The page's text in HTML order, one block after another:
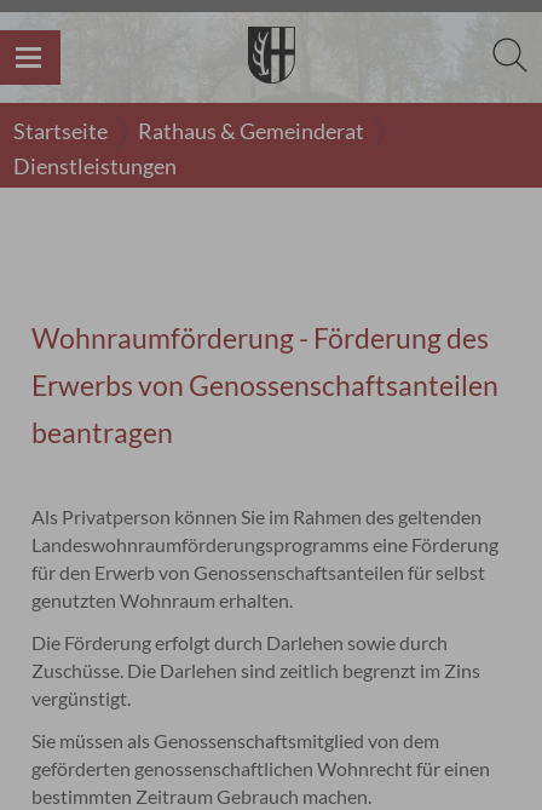
Startseite
Rathaus & Gemeinderat
Dienstleistungen
Wohnraumförderung - Förderung des
Erwerbs von Genossenschaftsanteilen
beantragen
Als Privatperson können Sie im Rahmen des geltenden
Landeswohnraumförderungsprogramms eine Förderung
für den Erwerb von Genossenschaftsanteilen für selbst
genutzten Wohnraum erhalten.
Die Förderung erfolgt durch Darlehen sowie durch
Zuschüsse. Die Darlehen sind zeitlich begrenzt im Zins
vergünstigt.
Sie müssen als Genossenschaftsmitglied von dem
geförderten genossenschaftlichen Wohnrecht für einen
bestimmten Zeitraum Gebrauch machen.